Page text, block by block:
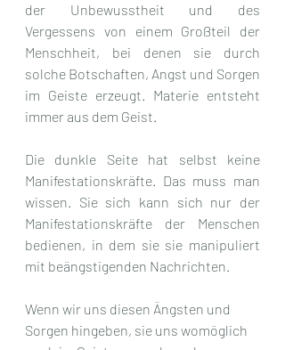
der Unbewusstheit und des
Vergessens von einem Großteil der
Menschheit, bei denen sie durch
solche Botschaften, Angst und Sorgen
im Geiste erzeugt. Materie entsteht
immer aus dem Geist.
Die dunkle Seite hat selbst keine
Manifestationskräfte. Das muss man
wissen. Sie sich kann sich nur der
Manifestationskräfte der Menschen
bedienen, in dem sie sie manipuliert
mit beängstigenden Nachrichten.
Wenn wir uns diesen Ängsten und
Sorgen hingeben, sie uns womöglich